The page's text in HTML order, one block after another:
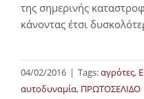
της σημερινής
κάνοντας έτσι
04/02/2016 | Tags:αγρότες,
αυτοδυναμία, ΠΡΩΤΟΣΕΛΙΔΟ